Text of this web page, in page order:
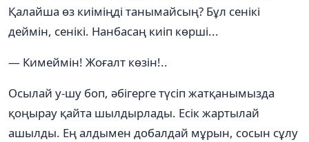
Қалайша өз киіміңді танымайсың? Бұл сенікі
деймін, сенікі. Нанбасаң киіп көрші...
— Кимеймін! Жоғалт көзін!..
Осылай у-шу боп, әбігерге түсіп жатқанымызда
қоңырау қайта шылдырлады. Есік жартылай
ашылды. Ең алдымен добалдай мұрын, сосын сұлу